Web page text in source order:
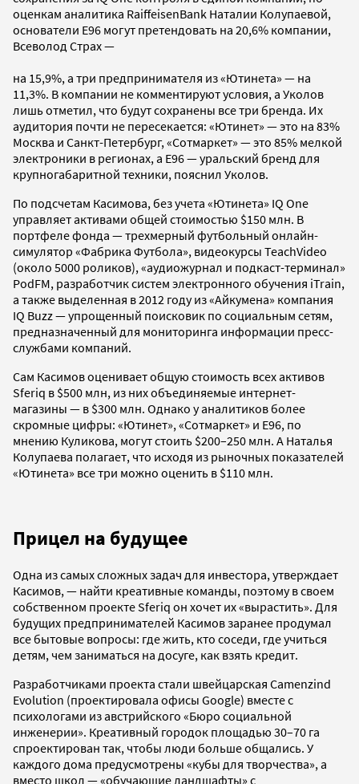
оценкам аналитика RaiffeisenBank Наталии Колупаевой,
основатели Е96 могут претендовать на 20,6% компании,
Всеволод Страх —
на 15,9%, а три предпринимателя из «Ютинета» — на
11,3%. В компании не комментируют условия, а Уколов
лишь отметил, что будут сохранены все три бренда. Их
аудитория почти не пересекается: «Ютинет» — это на 83%
Москва и Санкт-Петербург, «Сотмаркет» — это 85% мелкой
электроники в регионах, а E96 — уральский бренд для
крупногабаритной техники, пояснил Уколов.
По подсчетам Касимова, без учета «Ютинета» IQ One
управляет активами общей стоимостью $150 млн. В
портфеле фонда — трехмерный футбольный онлайн-
симулятор «Фабрика Футбола», видеокурсы TeachVideo
(около 5000 роликов), «аудиожурнал и подкаст-терминал»
PodFM, разработчик систем электронного обучения iTrain,
а также выделенная в 2012 году из «Айкумена» компания
IQ Buzz — упрощенный поисковик по социальным сетям,
предназначенный для мониторинга информации пресс-
службами компаний.
Сам Касимов оценивает общую стоимость всех активов
Sferiq в $500 млн, из них объединяемые интернет-
магазины — в $300 млн. Однако у аналитиков более
скромные цифры: «Ютинет», «Сотмаркет» и Е96, по
мнению Куликова, могут стоить $200–250 млн. А Наталья
Колупаева полагает, что исходя из рыночных показателей
«Ютинета» все три можно оценить в $110 млн.
Прицел на будущее
Одна из самых сложных задач для инвестора, утверждает
Касимов, — найти креативные команды, поэтому в своем
собственном проекте Sferiq он хочет их «вырастить». Для
будущих предпринимателей Касимов заранее продумал
все бытовые вопросы: где жить, кто соседи, где учиться
детям, чем заниматься на досуге, как взять кредит.
Разработчиками проекта стали швейцарская Camenzind
Evolution (проектировала офисы Google) вместе с
психологами из австрийского «Бюро социальной
инженерии». Креативный городок площадью 30–70 га
спроектирован так, чтобы люди больше общались. У
каждого дома предусмотрены «кубы для творчества», а
вместо школ — «обучающие ландшафты» с